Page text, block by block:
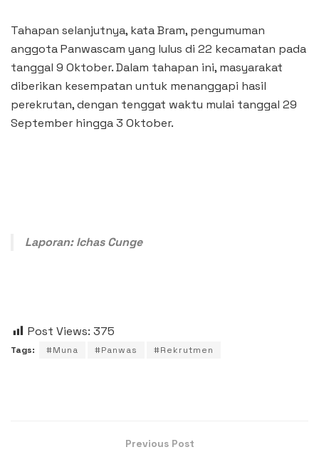
Tahapan selanjutnya, kata Bram, pengumuman
anggota Panwascam yang lulus di 22 kecamatan pada
tanggal 9 Oktober. Dalam tahapan ini, masyarakat
diberikan kesempatan untuk menanggapi hasil
perekrutan, dengan tenggat waktu mulai tanggal 29
September hingga 3 Oktober.
Laporan: Ichas Cunge
Post Views: 375
Tags: #Muna #Panwas #Rekrutmen
Previous Post